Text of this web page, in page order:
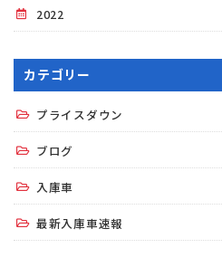
2022
カテゴリー
プライスダウン
ブログ
入庫車
最新入庫車速報